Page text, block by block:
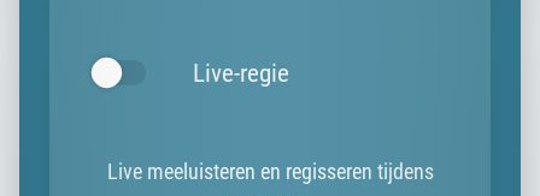
Live-regie
Live meeluisteren en regisseren tijdens